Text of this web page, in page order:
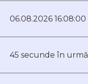
06.08.2026 16:08:00
45 secunde în urmă